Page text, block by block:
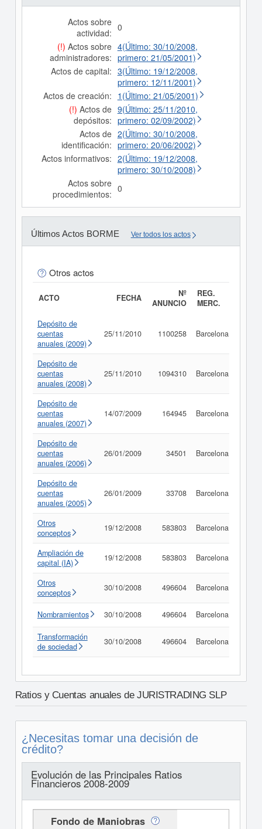
Actos sobre
actividad: 0
(!) Actos sobre
administradores:
4(Último: 30/10/2008,
primero: 21/05/2001)
Actos de capital: 3(Último: 19/12/2008,
primero: 12/11/2001)
Actos de creación: 1(Último: 21/05/2001)
(!) Actos de
depósitos:
9(Último: 25/11/2010,
primero: 02/09/2002)
Actos de
identificación:
2(Último: 30/10/2008,
primero: 20/06/2002)
Actos informativos: 2(Último: 19/12/2008,
primero: 30/10/2008)
Actos sobre
procedimientos: 0
Últimos Actos BORME Ver todos los actos
Otros actos
ACTO FECHA
Nº
ANUNCIO
REG.
MERC.
Depósito de
cuentas
anuales (2009)
25/11/2010 1100258 Barcelona
Depósito de
cuentas
anuales (2008)
25/11/2010 1094310 Barcelona
Depósito de
cuentas
anuales (2007)
14/07/2009 164945 Barcelona
Depósito de
cuentas
anuales (2006)
26/01/2009 34501 Barcelona
Depósito de
cuentas
anuales (2005)
26/01/2009 33708 Barcelona
Otros
conceptos
19/12/2008 583803 Barcelona
Ampliación de
capital (IA)
19/12/2008 583803 Barcelona
Otros
conceptos
30/10/2008 496604 Barcelona
Nombramientos 30/10/2008 496604 Barcelona
Transformación
de sociedad
30/10/2008 496604 Barcelona
Ratios y Cuentas anuales de JURISTRADING SLP
¿Necesitas tomar una decisión de
crédito?
Evolución de las Principales Ratios
Financieros 2008-2009
Fondo de Maniobras